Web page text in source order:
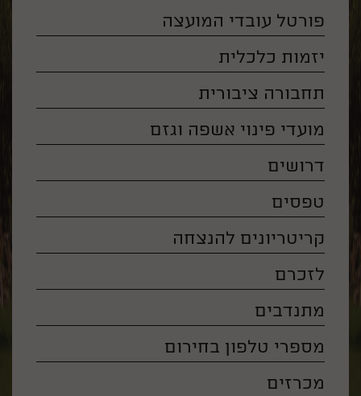
פורטל עובדי המועצה
יזמות כלכלית
תחבורה ציבורית
מועדי פינוי אשפה וגזם
דרושים
טפסים
קריטריונים להנצחה
לזכרם
מתנדבים
מספרי טלפון בחירום
מכרזים